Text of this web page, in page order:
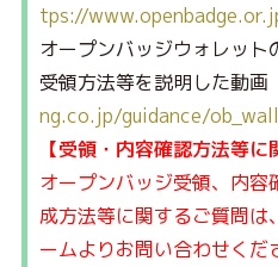
tps://
オープンバッジウォレッ
受領方法等を説明した動画
ng.co.jp/guidance/
【受領・内容確認方法等に
オープンバッジ受領、内
成方法等に関するご質問は
ームよりお問い合わせく